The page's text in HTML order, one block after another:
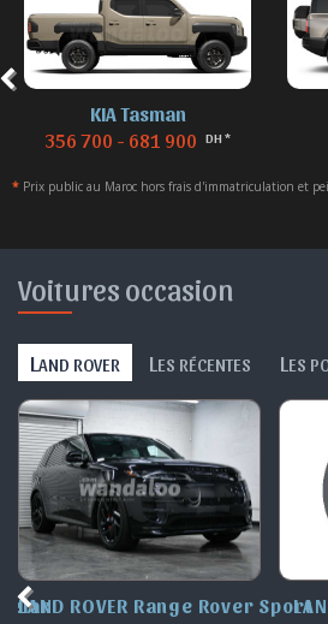
DENZA B8
869 900 DH *
* Prix public au Maroc hors frais d'immatriculation et
Voitures occasion
LAND ROVER L ES RÉCENTES L ES
Velar
LAND ROVER Range Rover Sport